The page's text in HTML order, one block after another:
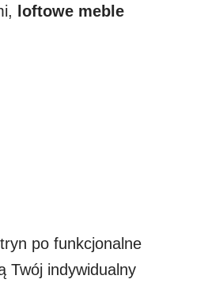
loftowe meble
po funkcjonalne
Twój indywidualny